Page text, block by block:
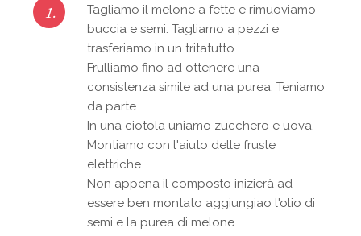
1.
Tagliamo il melone a fette e rimuoviamo
buccia e semi. Tagliamo a pezzi e
trasferiamo in un tritatutto.
Frulliamo fino ad ottenere una
consistenza simile ad una purea. Teniamo
da parte.
In una ciotola uniamo zucchero e uova.
Montiamo con l'aiuto delle fruste
elettriche.
Non appena il composto inizierà ad
essere ben montato aggiungiao l'olio di
semi e la purea di melone.